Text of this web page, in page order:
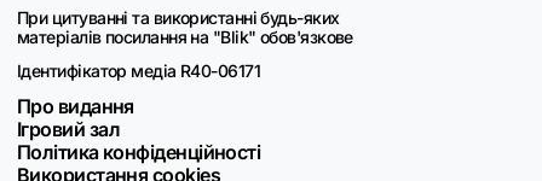
При цитуванні та використанні будь-яких
матеріалів посилання на "Blik" обов'язкове
Ідентифікатор медіа R40-06171
Про видання
Ігровий зал
Політика конфіденційності
Використання cookies